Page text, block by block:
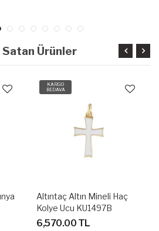
Satan Ürünler
KARGO
BEDAVA
Altıntaç Altın Mineli Haç
Kolye Ucu KU1497B
6,570.00 TL